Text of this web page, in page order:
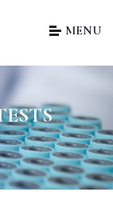
MENU